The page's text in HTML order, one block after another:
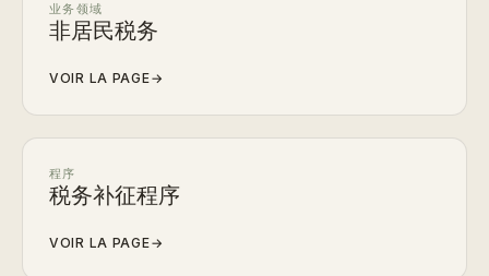
业务领域
非居民税务
VOIR LA PAGE→
程序
税务补征程序
VOIR LA PAGE→